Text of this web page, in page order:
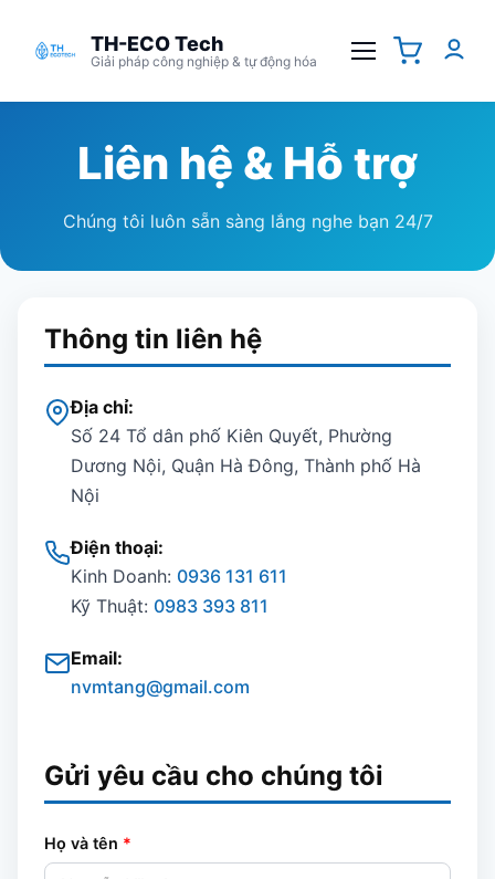
TH-ECO Tech
Giải pháp công nghiệp & tự động hóa
Liên hệ & Hỗ trợ
Chúng tôi luôn sẵn sàng lắng nghe bạn 24/7
Thông tin liên hệ
Địa chỉ:
Số 24 Tổ dân phố Kiên Quyết, Phường
Dương Nội, Quận Hà Đông, Thành phố Hà
Nội
Điện thoại:
Kinh Doanh: 0936 131 611
Kỹ Thuật: 0983 393 811
Email:
nvmtang@gmail.com
Gửi yêu cầu cho chúng tôi
Họ và tên *